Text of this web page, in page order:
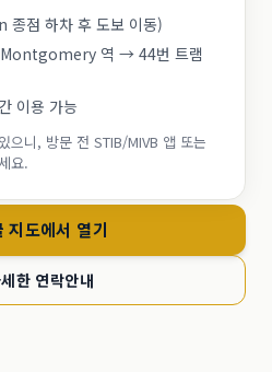
점 하차 후 도보 이동)
역 → 44번 트램
이용 가능
으니, 방문 전 STIB/MIVB 앱 또는
요.
지도에서 열기
한 연락안내